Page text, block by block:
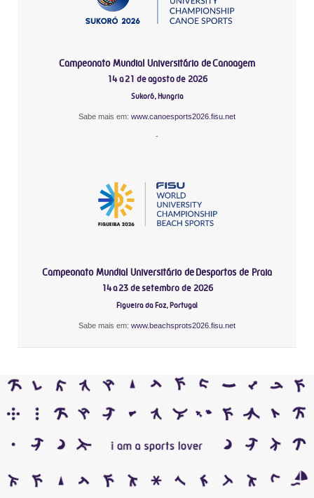
Campeonato Mundial Universitário de Canoagem
14 a 21 de agosto de 2026
Sukoró, Hungria
Sabe mais em: www.canoesports2026.fisu.net
-
Campeonato Mundial Universitário de Desportos de Praia
14 a 23 de setembro de 2026
Figueira da Foz, Portugal
Sabe mais em: www.beachsprots2026.fisu.net